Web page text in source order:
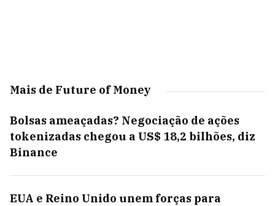
Mais de Future of Money
Bolsas ameaçadas? Negociação de ações
tokenizadas chegou a US$ 18,2 bilhões, diz
Binance
EUA e Reino Unido unem forças para